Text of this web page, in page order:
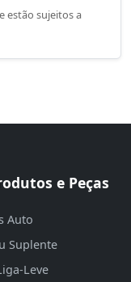
estão sujeitos a
e Peças
Auto
Suplente
Leve